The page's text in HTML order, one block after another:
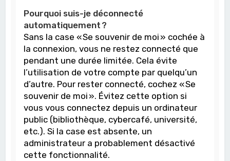
Pourquoi suis-je déconnecté
automatiquement ?
Sans la case « Se souvenir de moi » cochée à
la connexion, vous ne restez connecté que
pendant une durée limitée. Cela évite
l’utilisation de votre compte par quelqu’un
d’autre. Pour rester connecté, cochez « Se
souvenir de moi ». Évitez cette option si
vous vous connectez depuis un ordinateur
public (bibliothèque, cybercafé, université,
etc.). Si la case est absente, un
administrateur a probablement désactivé
cette fonctionnalité.